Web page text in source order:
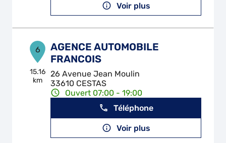
Voir plus
6
15.16
km
AGENCE AUTOMOBILE
FRANCOIS
26 Avenue Jean Moulin
33610 CESTAS
Ouvert 07:00 - 19:00
Téléphone
Voir plus